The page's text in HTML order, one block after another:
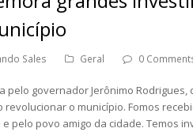
Sales Geral 0
pelo governador Jerônimo
o município. Fomos
pelo povo amigo da cidade. Temos